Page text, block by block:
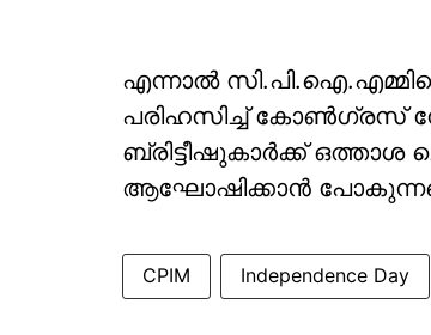
എന്നാല്‍
പരിഹസിച്ച് കോണ്‍ഗ്രസ്
ബ്രിട്ടീഷുകാര്‍ക്ക്
ആഘോഷിക്കാന്‍
CPIM Independence Day